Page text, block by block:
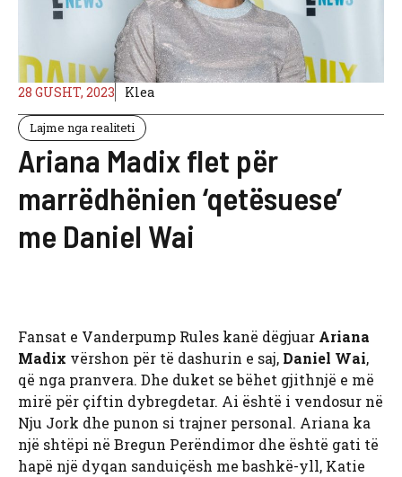
28 GUSHT, 2023 Klea
Lajme nga realiteti
Ariana Madix flet për
marrëdhënien ‘qetësuese’
me Daniel Wai
Fansat e Vanderpump Rules kanë dëgjuar Ariana
Madix vërshon për të dashurin e saj, Daniel Wai,
që nga pranvera. Dhe duket se bëhet gjithnjë e më
mirë për çiftin dybregdetar. Ai është i vendosur në
Nju Jork dhe punon si trajner personal. Ariana ka
një shtëpi në Bregun Perëndimor dhe është gati të
hapë një dyqan sanduiçësh me bashkë-yll, Katie